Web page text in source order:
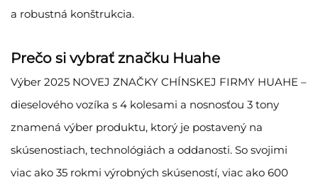
a robustná konštrukcia.
Prečo si vybrať značku Huahe
Výber 2025 NOVEJ ZNAČKY CHÍNSKEJ FIRMY HUAHE –
dieselového vozíka s 4 kolesami a nosnosťou 3 tony
znamená výber produktu, ktorý je postavený na
skúsenostiach, technológiách a oddanosti. So svojimi
viac ako 35 rokmi výrobných skúseností, viac ako 600